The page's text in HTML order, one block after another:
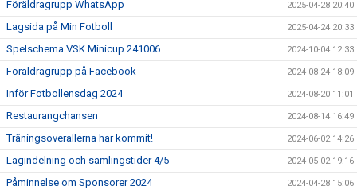
Föräldragrupp WhatsApp 2025-04-28 20:40
Lagsida på Min Fotboll 2025-04-24 20:33
Spelschema VSK Minicup 241006 2024-10-04 12:33
Föräldragrupp på Facebook 2024-08-24 18:09
Inför Fotbollensdag 2024 2024-08-20 11:01
Restaurangchansen 2024-08-14 16:49
Träningsoverallerna har kommit! 2024-06-02 14:26
Lagindelning och samlingstider 4/5 2024-05-02 19:16
Påminnelse om Sponsorer 2024 2024-04-28 15:06